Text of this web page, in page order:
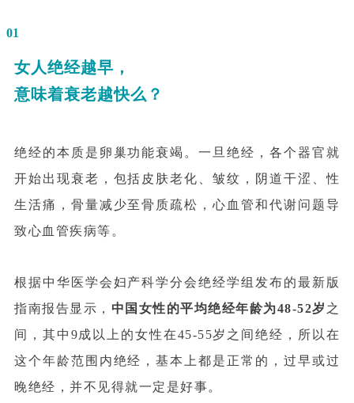
01
女人绝经越早，
意味着衰老越快么？
绝经的本质是卵巢功能衰竭。一旦绝经，各个器官就
开始出现衰老，包括皮肤老化、皱纹，阴道干涩、性
生活痛，骨量减少至骨质疏松，心血管和代谢问题导
致心血管疾病等。
根据中华医学会妇产科学分会绝经学组发布的最新版
指南报告显示， 中国女性的平均绝经年龄为48-52岁 之
间，其中9成以上的女性在45-55岁之间绝经，所以在
这个年龄范围内绝经，基本上都是正常的，过早或过
晚绝经，并不见得就一定是好事。